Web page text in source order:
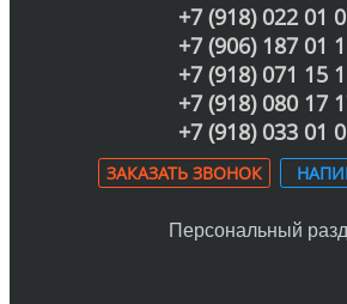
+7 (918) 022 01
+7 (906) 187 01
+7 (918) 071 15
+7 (918) 080 17
+7 (918) 033 01
ЗАКАЗАТЬ ЗВОНОК
Персональный